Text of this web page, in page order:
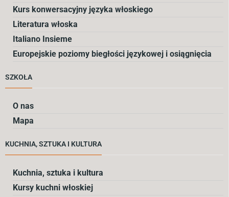
Kurs konwersacyjny języka włoskiego
Literatura włoska
Italiano Insieme
Europejskie poziomy biegłości językowej i osiągnięcia
SZKOŁA
O nas
Mapa
KUCHNIA, SZTUKA I KULTURA
Kuchnia, sztuka i kultura
Kursy kuchni włoskiej